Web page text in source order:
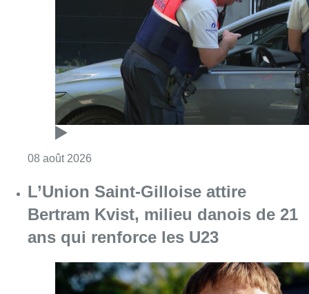
08 août 2026
L’Union Saint-Gilloise attire
Bertram Kvist, milieu danois de 21
ans qui renforce les U23